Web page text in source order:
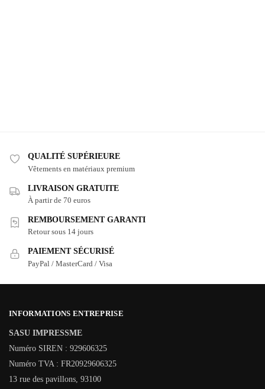
QUALITÉ SUPÉRIEURE
Vêtements en matériaux premium
LIVRAISON GRATUITE
À partir de 70 euros
REMBOURSEMENT GARANTI
Retour sous 14 jours
PAIEMENT SÉCURISÉ
PayPal / MasterCard / Visa
INFORMATIONS ENTREPRISE
SASU IMPRESSME
Numéro SIREN : 929606325
Numéro TVA : FR20929606325
13 rue des pavillons, 93100